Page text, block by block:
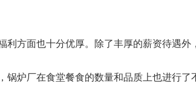
利方面也十分优厚。除了丰厚的薪资待遇外
锅炉厂在食堂餐食的数量和品质上也进行了